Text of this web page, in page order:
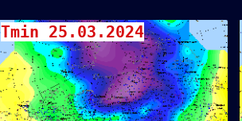
Tmin 25.03.2024